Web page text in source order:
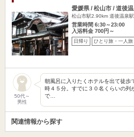
愛媛県 / 松山市 / 道後
松山市駅2.90km 道後温泉
営業時間 6:30～23:00
入浴料金 700円～
日帰り ひとり旅・一人旅
50代～
男性
朝風呂に入りたくホテルを出て徒歩
時４５分。すでに３０名くらいの列
で…
関連情報から探す